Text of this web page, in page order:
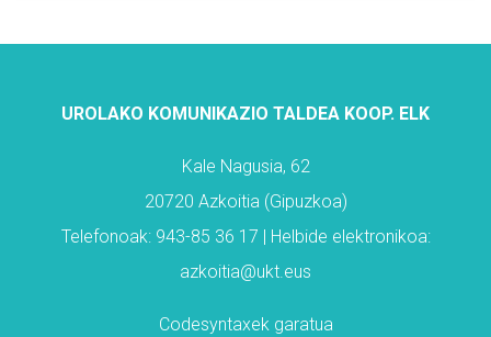
UROLAKO KOMUNIKAZIO TALDEA KOOP. ELK
Kale Nagusia, 62
20720 Azkoitia (Gipuzkoa)
Telefonoak: 943-85 36 17 | Helbide elektronikoa:
azkoitia@ukt.eus
Codesyntaxek garatua